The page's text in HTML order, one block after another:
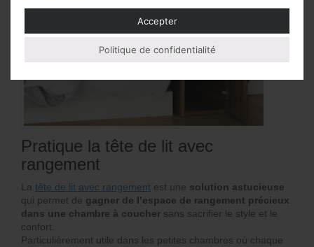
Pratique la tête de lit avec
rangement
La tête de lit avec rangement est une solution astucieuse
qui permet de gagner de l’espace de rangement précieux
dans une chambre à coucher sans sacrifier le style et le
confort.
Particulièrement utile dans les petites chambres où chaque
Accepter
Politique de confidentialité